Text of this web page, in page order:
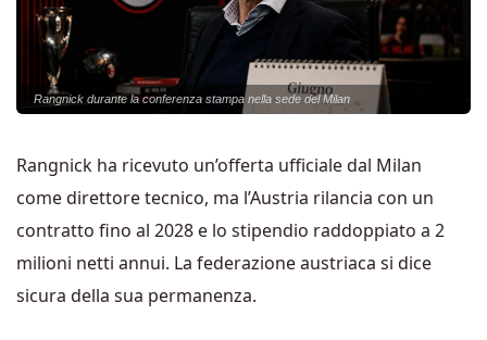
Rangnick durante la conferenza stampa nella sede del Milan
Rangnick ha ricevuto un’offerta ufficiale dal Milan
come direttore tecnico, ma l’Austria rilancia con un
contratto fino al 2028 e lo stipendio raddoppiato a 2
milioni netti annui. La federazione austriaca si dice
sicura della sua permanenza.